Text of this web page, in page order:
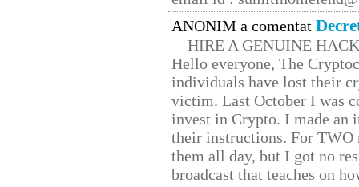
ANONIM a comentat
HIRE A GENUINE
Hello everyone, The
individuals have lost their
victim. Last October I was
invest in Crypto. I made
their instructions. For TWO
them all day, but I got no
broadcast that teaches on